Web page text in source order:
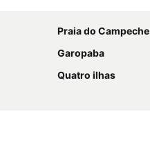
Praia do Campeche
Garopaba
Quatro ilhas